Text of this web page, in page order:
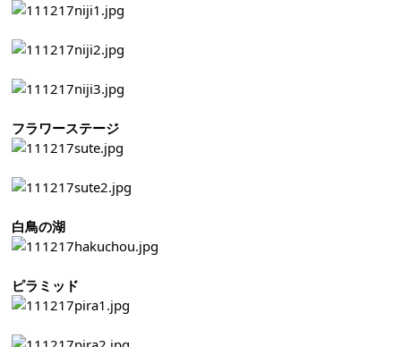
フラワーステージ
白鳥の湖
ピラミッド